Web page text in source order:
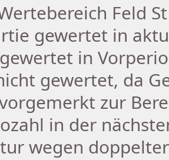
Feld
gewertet in
in
gewertet, da
zur
in der
wegen